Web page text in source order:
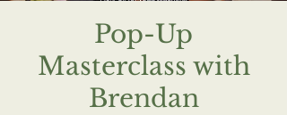
Pop-Up
Masterclass with
Brendan